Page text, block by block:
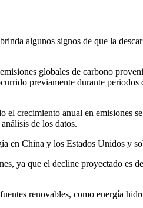
algunos signos de que la
globales de carbono
previamente durante
crecimiento anual en emisiones
de los datos.
en China y los Estados Unidos y
ya que el decline proyectado es
renovables, como energía